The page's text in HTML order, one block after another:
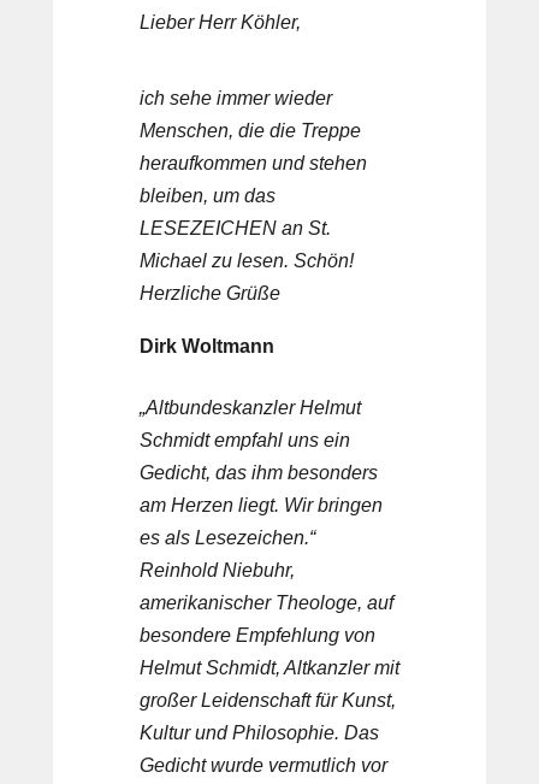
Lieber Herr Köhler,
ich sehe immer wieder
Menschen, die die Treppe
heraufkommen und stehen
bleiben, um das
LESEZEICHEN an St.
Michael zu lesen. Schön!
Herzliche Grüße
Dirk Woltmann
„Altbundeskanzler Helmut
Schmidt empfahl uns ein
Gedicht, das ihm besonders
am Herzen liegt. Wir bringen
es als Lesezeichen.“
Reinhold Niebuhr,
amerikanischer Theologe, auf
besondere Empfehlung von
Helmut Schmidt, Altkanzler mit
großer Leidenschaft für Kunst,
Kultur und Philosophie. Das
Gedicht wurde vermutlich vor